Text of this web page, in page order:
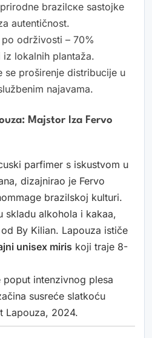
brazilске sastojke
autentičnost.
održivosti – 70%
lokalnih plantaža.
se proširenje distribucije u
najavama.
Majstor Iza Fervo
parfimer s iskustvom u
dizajnirao je Fervo
brazilskoj kulturi.
skladu alkohola i kakaa,
By Kilian. Lapouza ističe
unisex miris koji traje 8-
poput intenzivnog plesa
susreće slatkoću
Lapouza, 2024.